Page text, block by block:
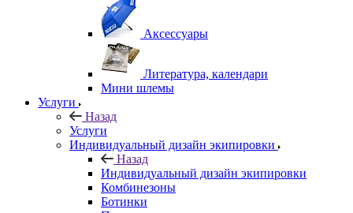
Аксессуары
Литература, календари
Мини шлемы
Услуги
Назад
Услуги
Индивидуальный дизайн экипировки
Назад
Индивидуальный дизайн экипировки
Комбинезоны
Ботинки